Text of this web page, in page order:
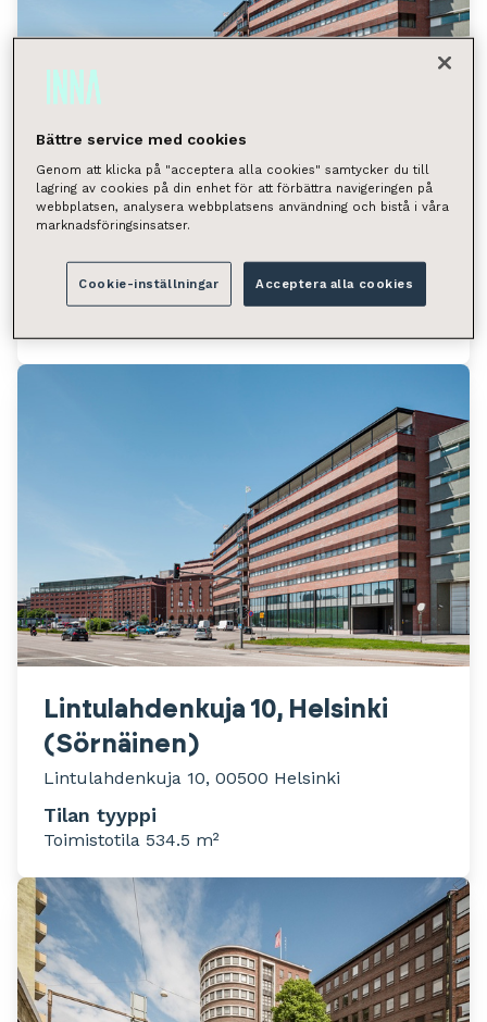
Lintulahdenkuja 10, Helsinki
(Sörnäinen)
Lintulahdenkuja 10, 00500 Helsinki
Tilan tyyppi
Lintulahdenkuja 10, Helsinki
(Sörnäinen)
Lintulahdenkuja 10, 00500 Helsinki
Tilan tyyppi
Toimistotila 534.5 m²
Bättre service med cookies
Genom att klicka på "acceptera alla cookies" samtycker du till
lagring av cookies på din enhet för att förbättra navigeringen på
webbplatsen, analysera webbplatsens användning och bistå i våra
marknadsföringsinsatser.
Cookie-inställningar Acceptera alla cookies